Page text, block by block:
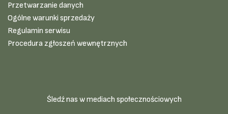
Przetwarzanie danych
Ogólne warunki sprzedaży
Regulamin serwisu
Procedura zgłoszeń wewnętrznych
Śledź nas w mediach społecznościowych